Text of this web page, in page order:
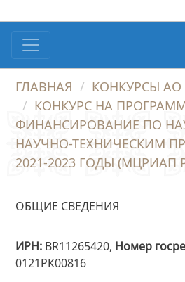
ГЛАВНАЯ КОНКУРСЫ АО
КОНКУРС НА
ФИНАНСИРОВАНИЕ ПО
НАУЧНО-ТЕХНИЧЕСКИМ
2021-2023 ГОДЫ (МЦРИАП
ОБЩИЕ СВЕДЕНИЯ
ИРН BR11265420, Номер
0121РК00816